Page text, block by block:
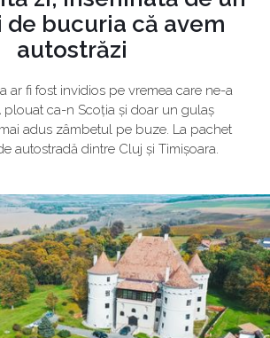
de bucuria că avem
autostrăzi
ar fi fost invidios pe vremea care ne-a
plouat ca-n Scoția și doar un gulaș
adus zâmbetul pe buze. La pachet
autostradă dintre Cluj și Timișoara.